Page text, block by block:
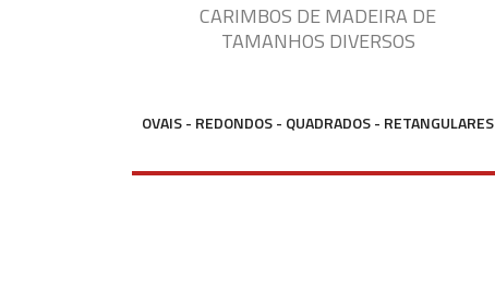
CARIMBOS DE MADEIRA DE
TAMANHOS DIVERSOS
OVAIS - REDONDOS - QUADRADOS - RETANGULARES